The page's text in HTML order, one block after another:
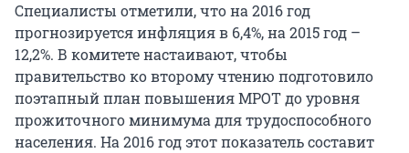
Специалисты отметили, что на 2016 год
прогнозируется инфляция в 6,4%, на 2015 год –
12,2%. В комитете настаивают, чтобы
правительство ко второму чтению подготовило
поэтапный план повышения МРОТ до уровня
прожиточного минимума для трудоспособного
населения. На 2016 год этот показатель составит